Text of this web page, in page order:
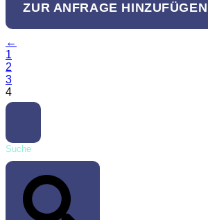
ZUR ANFRAGE HINZUFÜGEN
←
1
2
3
4
Suche